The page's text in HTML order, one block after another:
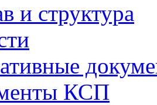
и структура
КСП